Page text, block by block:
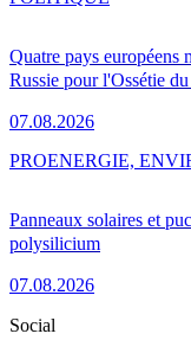
Quatre pays européens
Russie pour l'Ossétie
07.08.2026
Panneaux solaires et
polysilicium
07.08.2026
PROENERGIE,
Social